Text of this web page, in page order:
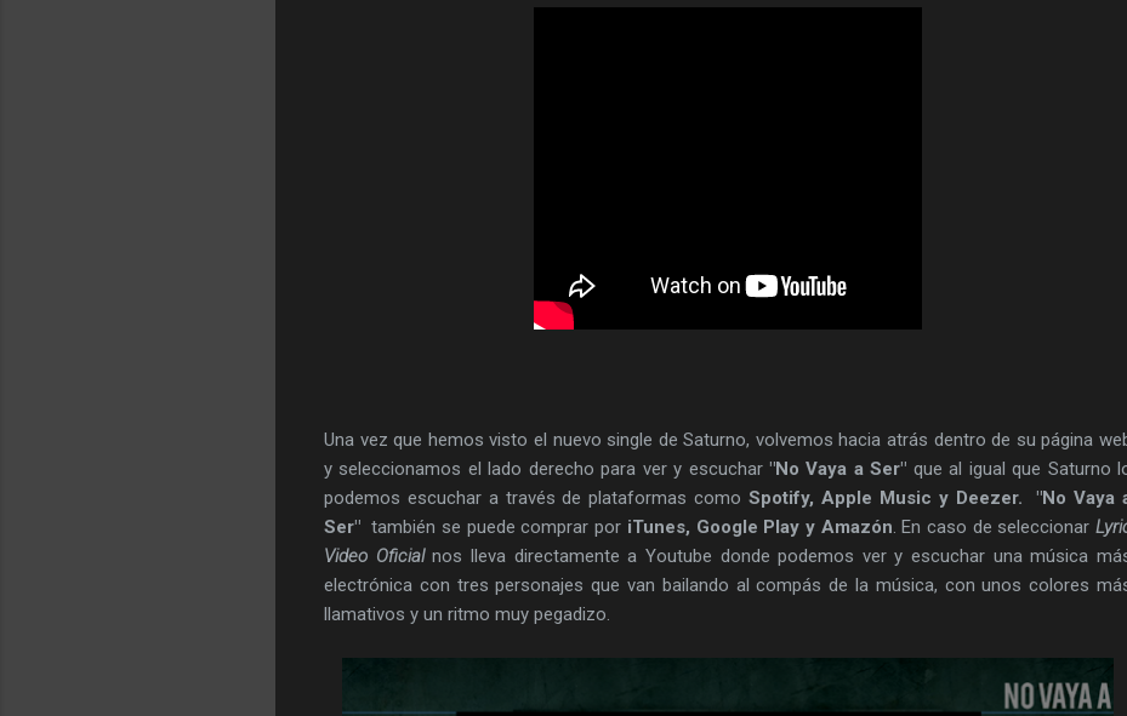
Una vez que hemos visto el nuevo single de Saturno, volvemos hacia atrás dentro de su página
y seleccionamos el lado derecho para ver y escuchar "No Vaya a Ser" que al igual que Saturno
podemos escuchar a través de plataformas comoSpotify, Apple Music y Deezer.
"No Vaya
Ser" también se puede comprar por iTunes, Google Play y Amazón . En caso de seleccionar
Video Oficialnos lleva directamente a Youtube donde podemos ver y escuchar una música
electrónica con tres personajes que van bailando al compás de la música, con unos colores
llamativos y un ritmo muy pegadizo.